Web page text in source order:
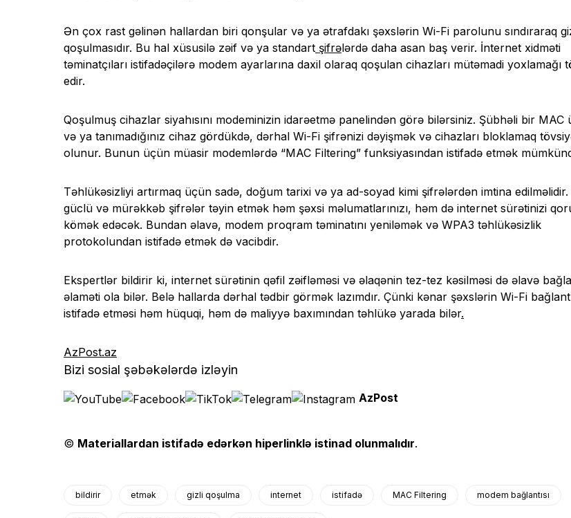
Ən çox rast gəlinən hallardan biri qonşular və ya ətrafdakı şəxslərin Wi-Fi parolunu sındıraraq
qoşulmasıdır. Bu hal xüsusilə zəif və ya standart şifrələrdə daha asan baş verir. İnternet xidməti
təminatçıları istifadəçilərə modem ayarlarına daxil olaraq qoşulan cihazları mütəmadi yoxlamağı
edir.
Qoşulmuş cihazlar siyahısını modeminizin idarəetmə panelindən görə bilərsiniz. Şübhəli bir MAC
və ya tanımadığınız cihaz gördükdə, dərhal Wi-Fi şifrənizi dəyişmək və cihazları bloklamaq
olunur. Bunun üçün müasir modemlərdə “MAC Filtering” funksiyasından istifadə etmək
Təhlükəsizliyi artırmaq üçün sadə, doğum tarixi və ya ad-soyad kimi şifrələrdən imtina
güclü və mürəkkəb şifrələr təyin etmək həm şəxsi məlumatlarınızı, həm də internet sürətinizi
kömək edəcək. Bundan əlavə, modem proqram təminatını yeniləmək və WPA3 təhlükəsizlik
protokolundan istifadə etmək də vacibdir.
Ekspertlər bildirir ki, internet sürətinin qəfil zəifləməsi və əlaqənin tez-tez kəsilməsi də əlavə
əlaməti ola bilər. Belə hallarda dərhal tədbir görmək lazımdır. Çünki kənar şəxslərin Wi-Fi
istifadə etməsi həm hüquqi, həm də maliyyə baxımından təhlükə yarada bilər.
AzPost.az
Bizi sosial şəbəkələrdə izləyin
AzPost
© Materiallardan istifadə edərkən hiperlinklə istinad olunmalıdır.
bildirir etmək gizli qoşulma internet istifadə MAC Filtering modem bağlantısı